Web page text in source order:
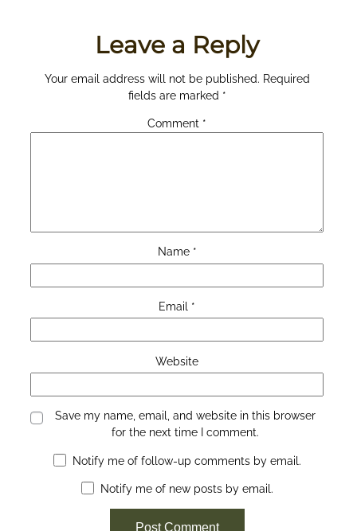
Leave a Reply
Your email address will not be published. Required
fields are marked *
Comment *
Name *
Email *
Website
Save my name, email, and website in this browser
for the next time I comment.
Notify me of follow-up comments by email.
Notify me of new posts by email.